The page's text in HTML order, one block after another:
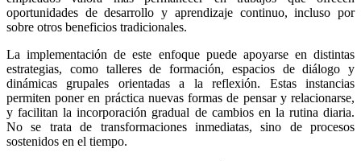
oportunidades de desarrollo y aprendizaje continuo, incluso por
sobre otros beneficios tradicionales.
La implementación de este enfoque puede apoyarse en distintas
estrategias, como talleres de formación, espacios de diálogo y
dinámicas grupales orientadas a la reflexión. Estas instancias
permiten poner en práctica nuevas formas de pensar y relacionarse,
y facilitan la incorporación gradual de cambios en la rutina diaria.
No se trata de transformaciones inmediatas, sino de procesos
sostenidos en el tiempo.